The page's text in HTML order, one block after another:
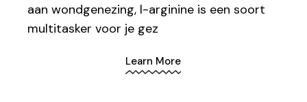
aan wondgenezing, l-arginine is een soort
multitasker voor je gez
Learn More